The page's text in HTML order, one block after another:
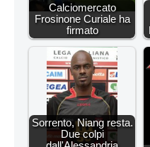
Calciomercato
Frosinone Curiale ha
firmato
Sorrento, Niang resta.
Due colpi